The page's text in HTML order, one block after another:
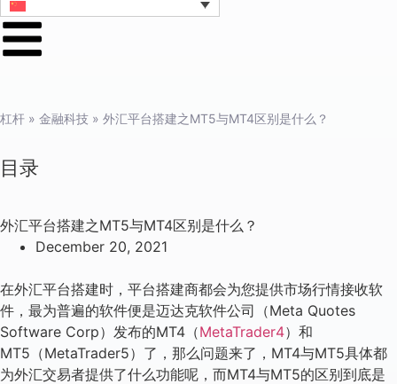
杠杆 » 金融科技 » 外汇平台搭建之MT5与MT4区别是什么？
目录
外汇平台搭建之MT5与MT4区别是什么？
December 20, 2021
在外汇平台搭建时，平台搭建商都会为您提供市场行情接收软
件，最为普遍的软件便是迈达克软件公司（Meta Quotes
Software Corp）发布的MT4（MetaTrader4）和
MT5（MetaTrader5）了，那么问题来了，MT4与MT5具体都
为外汇交易者提供了什么功能呢，而MT4与MT5的区别到底是